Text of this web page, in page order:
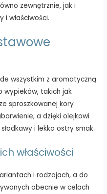
zewnętrznie, jak i
i właściwości.
wszystkim z aromatyczną
wypieków, takich jak
sproszkowanej kory
a dzięki olejkowi
i lekko ostry smak.
właściwości
i rodzajach, a do
obecnie w celach